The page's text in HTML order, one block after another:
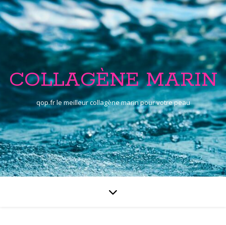
COLLAGÈNE MARIN
qop.fr le meilleur collagène marin pour votre peau